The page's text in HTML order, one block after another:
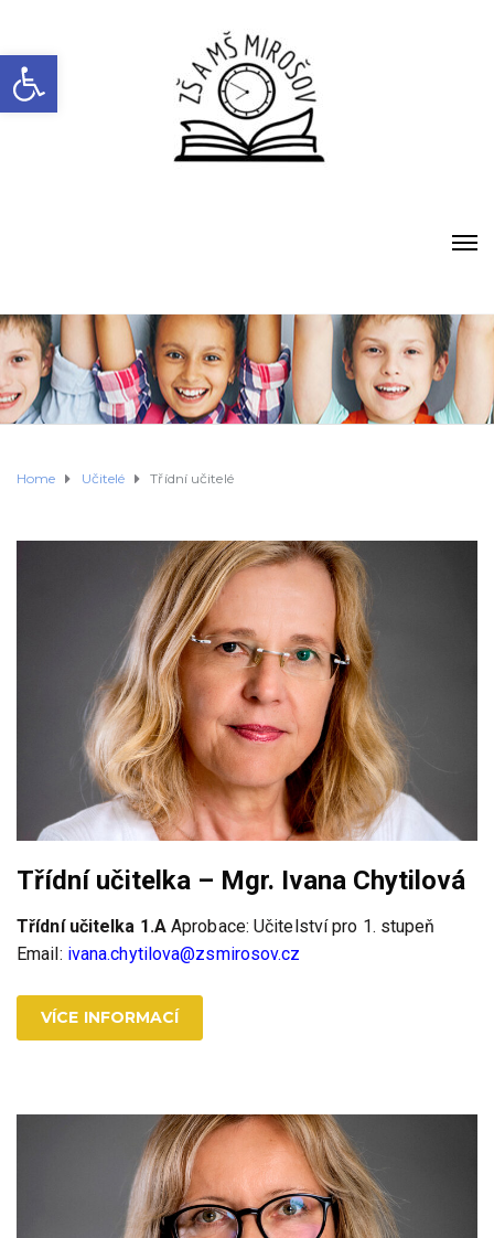
Open toolbar
Home Učitelé Třídní učitelé
Třídní učitelka – Mgr. Ivana Chytilová
Třídní učitelka 1.AAprobace: Učitelství pro 1. stupeň
Email: ivana.chytilova@zsmirosov.cz
VÍCE INFORMACÍ